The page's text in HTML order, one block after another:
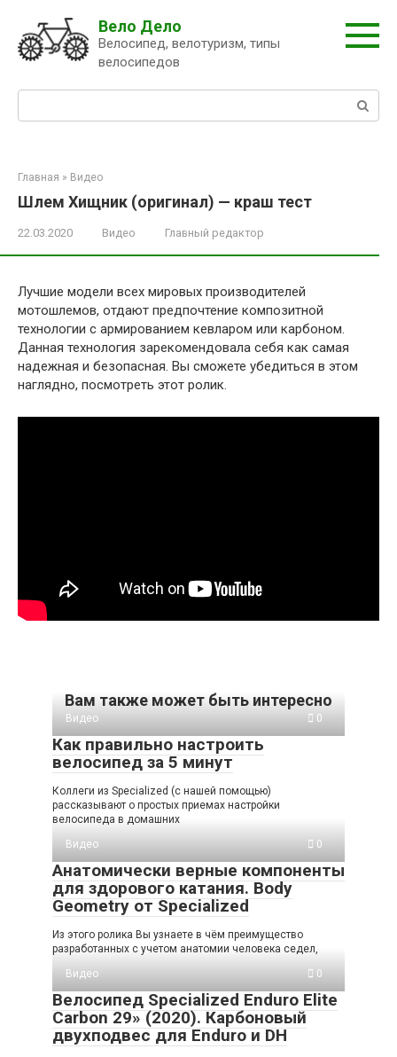
контенту
Вело Дело
Велосипед, велотуризм, типы
велосипедов
Главная » Видео
Шлем Хищник (оригинал) — краш тест
22.03.2020 Видео Главный редактор
Лучшие модели всех мировых производителей
мотошлемов, отдают предпочтение композитной
технологии с армированием кевларом или карбоном.
Данная технология зарекомендовала себя как самая
надежная и безопасная. Вы сможете убедиться в этом
наглядно, посмотреть этот ролик.
Вам также может быть интересно
Видео 0
Как правильно настроить
велосипед за 5 минут
Коллеги из Specialized (с нашей помощью)
рассказывают о простых приемах настройки
велосипеда в домашних
Видео
0
Анатомически верные компоненты
для здорового катания. Body
Geometry от Specialized
Из этого ролика Вы узнаете в чём преимущество
разработанных с учетом анатомии человека седел,
Видео
0
Велосипед Specialized Enduro Elite
Carbon 29» (2020). Карбоновый
двухподвес для Enduro и DH